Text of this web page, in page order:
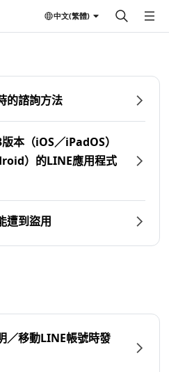
中文(繁體)
的諮詢方法
本（iOS／iPadOS）
）的LINE應用程式
遭到盜用
／移動LINE帳號時發